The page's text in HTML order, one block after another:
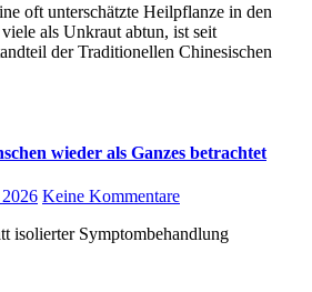
als Unkraut abtun, ist seit
der Traditionellen Chinesischen
wieder als Ganzes betrachtet
Keine Kommentare
isolierter Symptombehandlung